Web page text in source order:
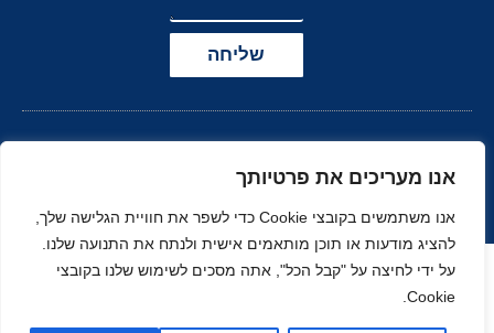
אנו מעריכים את פרטיותך
אנו משתמשים בקובצי Cookie כדי לשפר את חוויית הגלישה שלך,
להציג מודעות או תוכן מותאמים אישית ולנתח את התנועה שלנו.
על ידי לחיצה על "קבל הכל", אתה מסכים לשימוש שלנו בקובצי
Cookie.
שליחה
הצהרת נגישות